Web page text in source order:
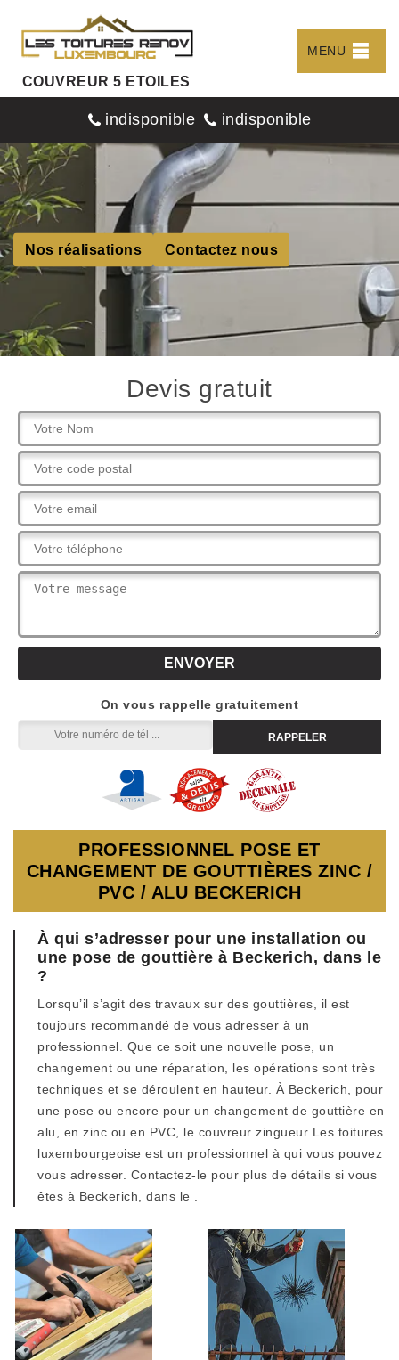
COUVREUR 5 ETOILES
MENU
indisponible indisponible
Nos réalisations Contactez nous
Devis gratuit
On vous rappelle gratuitement
PROFESSIONNEL POSE ET
CHANGEMENT DE GOUTTIÈRES ZINC /
PVC / ALU BECKERICH
À qui s’adresser pour une installation ou
une pose de gouttière à Beckerich, dans le
?
Lorsqu’il s’agit des travaux sur des gouttières, il est
toujours recommandé de vous adresser à un
professionnel. Que ce soit une nouvelle pose, un
changement ou une réparation, les opérations sont très
techniques et se déroulent en hauteur. À Beckerich, pour
une pose ou encore pour un changement de gouttière en
alu, en zinc ou en PVC, le couvreur zingueur Les toitures
luxembourgeoise est un professionnel à qui vous pouvez
vous adresser. Contactez-le pour plus de détails si vous
êtes à Beckerich, dans le .